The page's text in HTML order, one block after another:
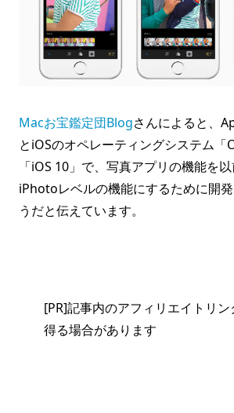
Macお宝鑑定団Blogさんによると、
とiOSのオペレーティングシステム「
「iOS 10」で、写真アプリの機能を以
iPhotoレベルの機能にするために開
うだと伝えています。
[PR]記事内のアフィリエイトリ
得る場合があります